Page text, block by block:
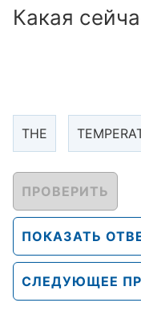
Какая
THE
ПРОВЕРИТЬ
ПОКАЗАТЬ
СЛЕДУЮЩЕЕ